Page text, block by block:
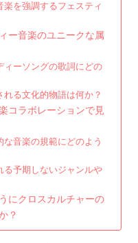
を強調するフェスティ
ー音楽のユニークな属
ィーソングの歌詞にどの
る文化的物語は何か？
コラボレーションで見
音楽の規範にどのよう
る予期しないジャンルや
にクロスカルチャーの
？